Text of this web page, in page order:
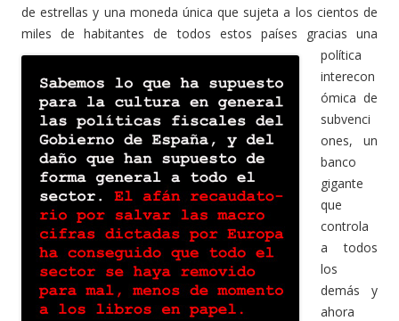
de estrellas y una moneda única que sujeta a los cientos de
miles de habitantes de todos estos países gracias una
política
interecon
ómica de
subvenci
ones, un
banco
gigante
que
controla
a todos
los
demás y
ahora